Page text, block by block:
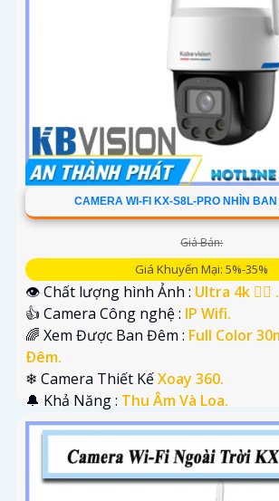
CAMERA WI-FI KX-S8L-PRO NHÌN
Giá Bán:
Giá Khuyến Mại: 5%-35%
👁 Chất lượng hình Ảnh : Ultra 4k 👍🏾 .
👍 Camera Công nghệ : IP Wifi.
🌈 Xem Được Ban Đêm : Full Color
Ðêm.
❄ Camera Thiết KếXoay 360.
️🔔 Khả Năng : Thu Âm Và Loa.